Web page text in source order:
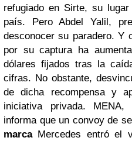
refugiado en Sirte, su
país. Pero Abdel Yalil,
desconocer su paradero. Y
por su captura ha
dólares fijados tras la
cifras. No obstante,
de dicha recompensa y
iniciativa privada.
informa que un convoy de
marcaMercedes entró el